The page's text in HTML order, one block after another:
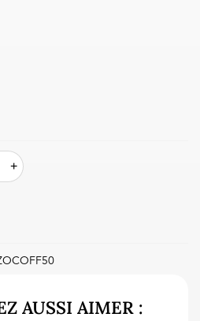
+
AUSSI AIMER :